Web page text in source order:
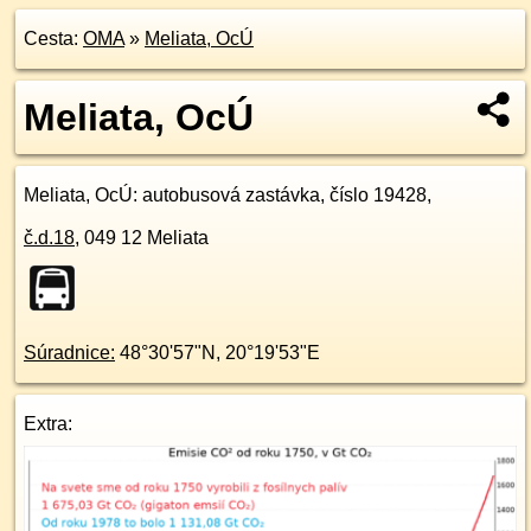
Cesta: OMA» Meliata, OcÚ
Meliata, OcÚ
Meliata, OcÚ: autobusová zastávka, číslo 19428,
č.d.18, 049 12 Meliata
Súradnice: 48°30'57"N , 20°19'53"E
Extra: